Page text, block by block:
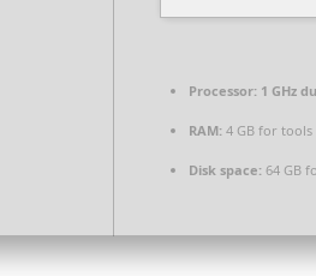
Processor: 1 GHz
RAM: 4 GB for tools
Disk space: 64 GB